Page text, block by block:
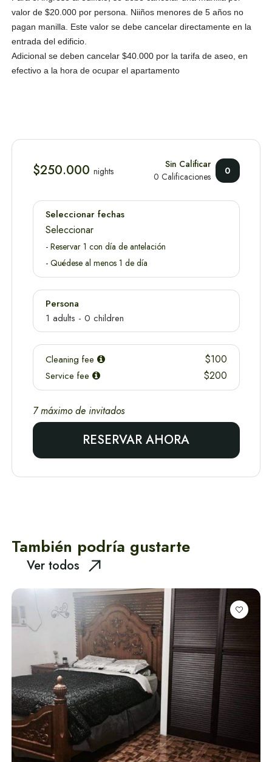
Guía Turistica:
Explora Santa
Marta
valor de $20.000 por persona. Niiños menores de 5 años no
pagan manilla. Este valor se debe cancelar directamente en la
entrada del edificio.
Adicional se deben cancelar $40.000 por la tarifa de aseo, en
efectivo a la hora de ocupar el apartamento
$250.000 nights
Sin Calificar
0 Calificaciones
0
Seleccionar fechas
Seleccionar
- Reservar 1 con día de antelación
- Quédese al menos 1 de día
Persona
1 adults - 0 children
Adultos
Edad 12+
Niño
Edad 2-12
Cleaning fee $100
Service fee $200
7 máximo de invitados
RESERVAR AHORA
También podría gustarte
Ver todos